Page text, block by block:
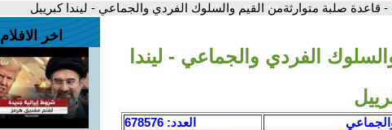
- قاعدة صلبة متوارثةمن القيم والسلوك الفردي والجماعي - ليندا كبرييل
الفردي والجماعي - ليندا
العدد: 678576
اخر الافلام